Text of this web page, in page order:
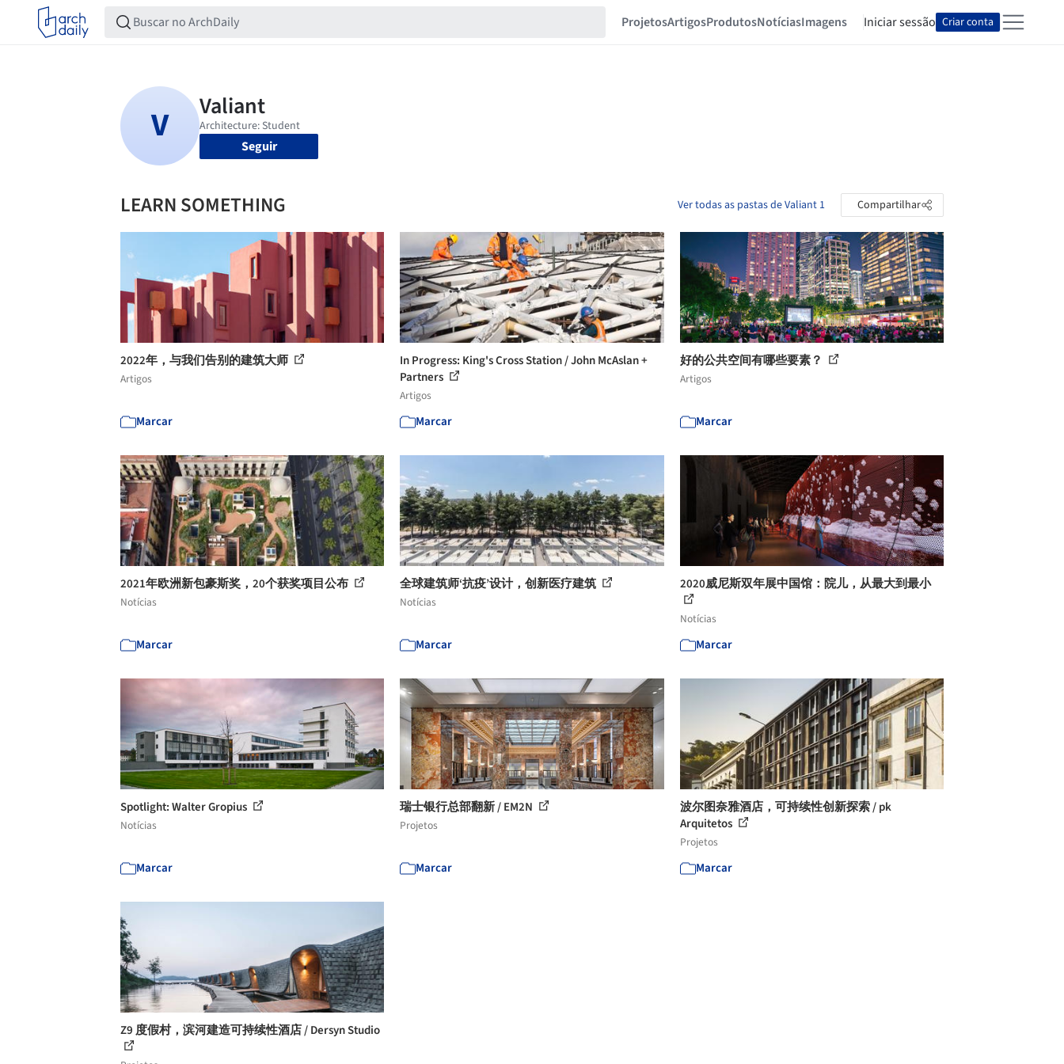
ProjetosArtigosProdutosNotíciasImagens Iniciar sessão Criar conta
Seguir
LEARN SOMETHING Ver todas as pastas de Valiant 1 Compartilhar
2022年，与我们告别的建筑大师
Artigos
Marcar
In Progress: King's Cross Station / John McAslan +
Partners
Artigos
Marcar
好的公共空间有哪些要素？
Artigos
Marcar
2021年欧洲新包豪斯奖，20个获奖项目公布
Notícias
Marcar
全球建筑师‘抗疫’设计，创新医疗建筑
Notícias
Marcar
2020威尼斯双年展中国馆：院儿，从最大到最小
Notícias
Marcar
Spotlight: Walter Gropius
Notícias
Marcar
瑞士银行总部翻新 / EM2N
Projetos
Marcar
波尔图奈雅酒店，可持续性创新探索 / pk
Arquitetos
Projetos
Marcar
Z9 度假村，滨河建造可持续性酒店 / Dersyn Studio